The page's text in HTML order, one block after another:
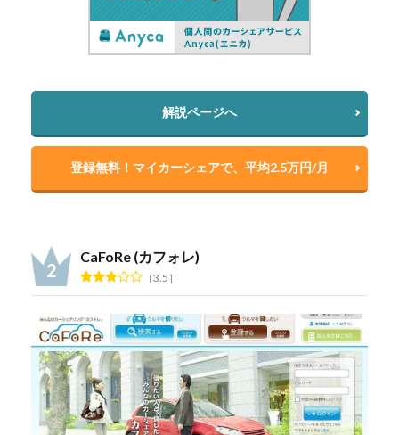
解説ページへ
登録無料！マイカーシェアで、平均2.5万円/月
CaFoRe (カフォレ)
3.5